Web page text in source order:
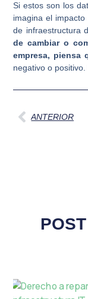
Si estos son los
imagina el
de infraestructura
de cambiar o
empresa, piensa
negativo o positivo.
Ant
ANTERIOR